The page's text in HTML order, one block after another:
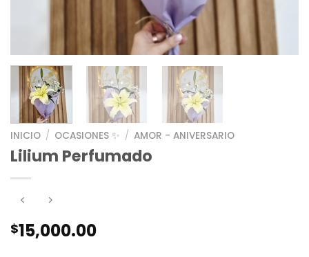
INICIO / OCASIONES ✨ / AMOR - ANIVERSARIO
Lilium Perfumado
$15,000.00